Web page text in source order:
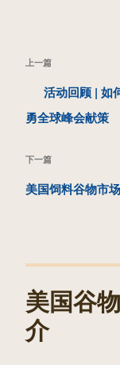
文
章
导
上
篇
章
上一篇
活动回顾 | 如
勇全球峰会献策
下
一
章
下一篇
美国饲料谷物市
美国谷
介